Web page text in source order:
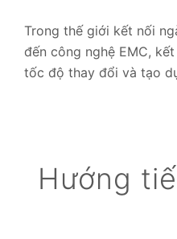
Trong thế giới kết nối
đến công nghệ EMC,
tốc độ thay đổi và tạo
Hướng